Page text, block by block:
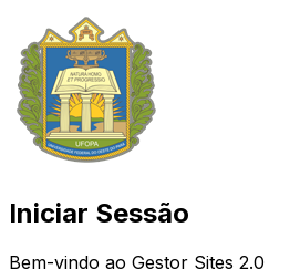
Iniciar Sessão
Bem-vindo ao Gestor Sites 2.0